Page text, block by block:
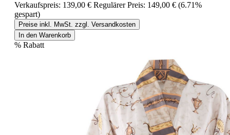
Verkaufspreis: 139,00 € Regulärer Preis: 149,00 € (6.71%
gespart)
Preise inkl. MwSt. zzgl. Versandkosten
In den Warenkorb
% Rabatt